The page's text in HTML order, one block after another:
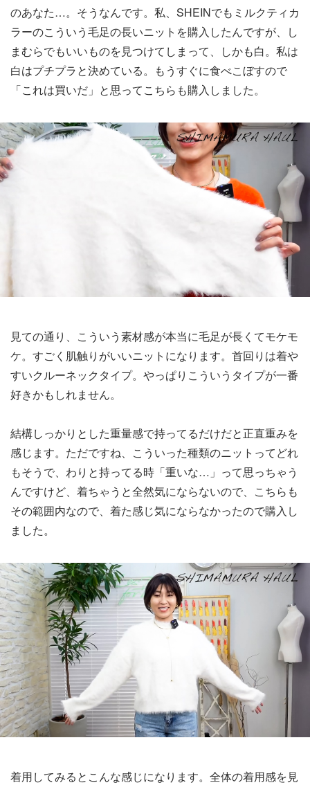
のあなた…。そうなんです。私、SHEINでもミルクティカ
ラーのこういう毛足の長いニットを購入したんですが、し
まむらでもいいものを見つけてしまって、しかも白。私は
白はプチプラと決めている。もうすぐに食べこぼすので
「これは買いだ」と思ってこちらも購入しました。
見ての通り、こういう素材感が本当に毛足が長くてモケモ
ケ。すごく肌触りがいいニットになります。首回りは着や
すいクルーネックタイプ。やっぱりこういうタイプが一番
好きかもしれません。
結構しっかりとした重量感で持ってるだけだと正直重みを
感じます。ただですね、こういった種類のニットってどれ
もそうで、わりと持ってる時「重いな…」って思っちゃう
んですけど、着ちゃうと全然気にならないので、こちらも
その範囲内なので、着た感じ気にならなかったので購入し
ました。
着用してみるとこんな感じになります。全体の着用感を見